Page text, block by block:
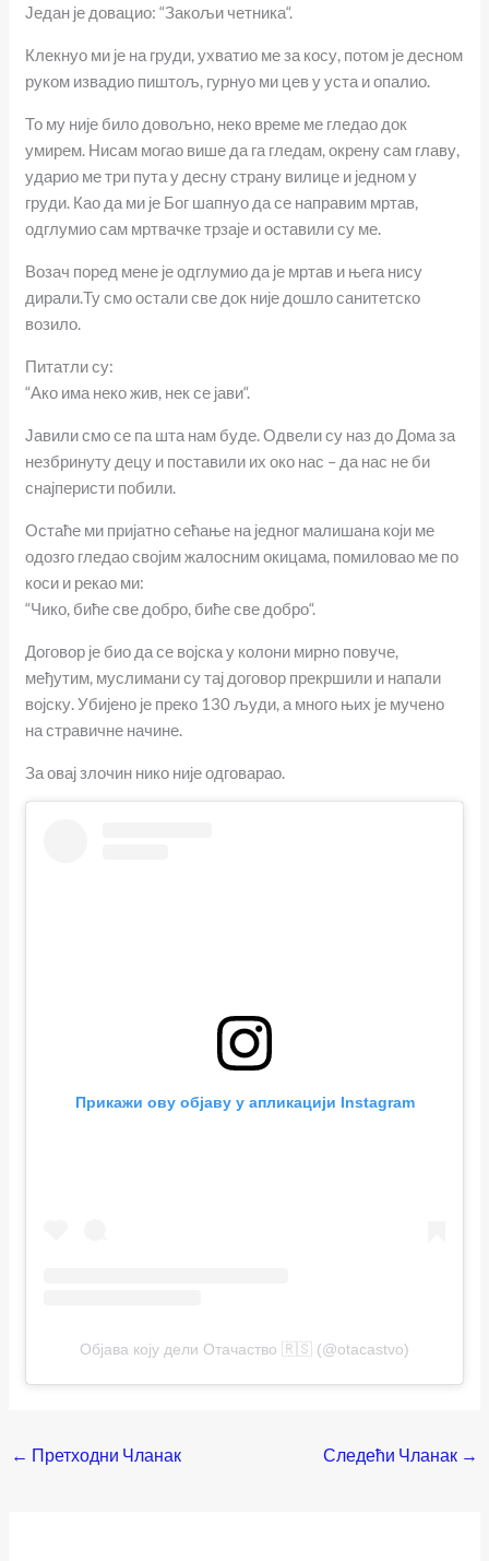
Један је довацио: “Закољи четника“.
Клекнуо ми је на груди, ухватио ме за косу, потом је десном
руком извадио пиштољ, гурнуо ми цев у уста и опалио.
То му није било довољно, неко време ме гледао док
умирем. Нисам могао више да га гледам, окрену сам главу,
ударио ме три пута у десну страну вилице и једном у
груди. Као да ми је Бог шапнуо да се направим мртав,
одглумио сам мртвачке трзаје и оставили су ме.
Возач поред мене је одглумио да је мртав и њега нису
дирали.Ту смо остали све док није дошло санитетско
возило.
Питатли су:
“Ако има неко жив, нек се јави“.
Јавили смо се па шта нам буде. Одвели су наз до Дома за
незбринуту децу и поставили их око нас – да нас не би
снајперисти побили.
Остаће ми пријатно сећање на једног малишана који ме
одозго гледао својим жалосним окицама, помиловао ме по
коси и рекао ми:
“Чико, биће све добро, биће све добро“.
Договор је био да се војска у колони мирно повуче,
међутим, муслимани су тај договор прекршили и напали
војску. Убијено је преко 130 људи, а много њих је мучено
на стравичне начине.
За овај злочин нико није одговарао.
Прикажи ову објаву у апликацији Instagram
Објава коју дели Отачаство 🇷🇸 (@otacastvo)
← Претходни Чланак Следећи Чланак →